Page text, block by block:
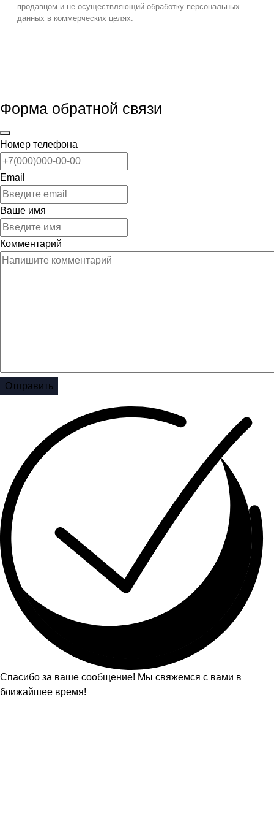
продавцом и не осуществляющий обработку персональных
данных в коммерческих целях.
Форма обратной связи
Номер телефона
Email
Ваше имя
Комментарий
Отправить
Спасибо за ваше сообщение! Мы свяжемся с вами в
ближайшее время!